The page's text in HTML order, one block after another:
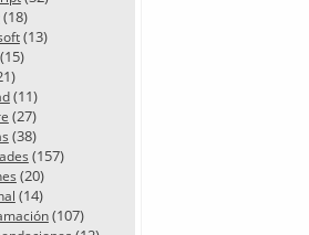
(18)
(13)
(11)
(27)
(38)
(157)
(20)
(14)
(107)